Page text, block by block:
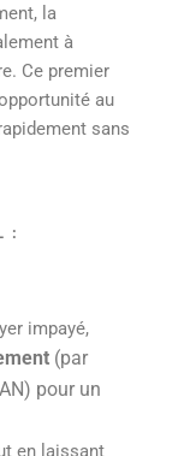
la
à
Ce premier
au
sans
:
impayé,
(par
pour un
en laissant